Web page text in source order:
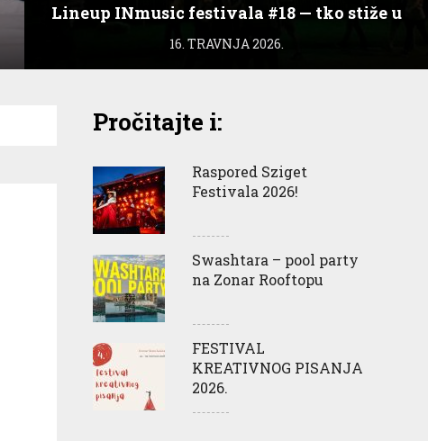
Lineup INmusic festivala #18 — tko stiže u
Zagreb?
16. TRAVNJA 2026.
Pročitajte i:
Raspored Sziget
Festivala 2026!
Swashtara – pool party
na Zonar Rooftopu
FESTIVAL
KREATIVNOG PISANJA
2026.